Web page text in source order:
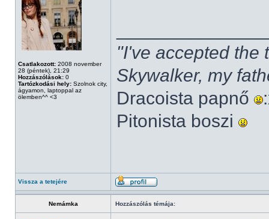
Csatlakozott: 2008 november
28 (péntek), 21:29
Hozzászólások: 0
Tartózkodási hely: Szolnok city,
ágyamon, laptoppal az
ölemben^^ <3
"I've accepted the
Skywalker, my
Dracoista papnő
Pitonista boszi
Vissza a tetejére
Nemámka Hozzászólás témája: